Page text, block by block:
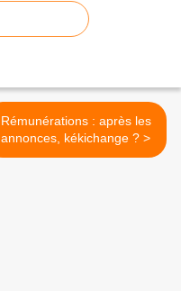
Rémunérations : après les
annonces, kékichange ? >